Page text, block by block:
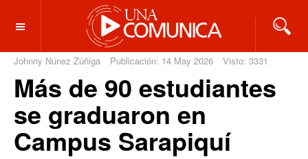
OFF CANVAS
Johnny Núnez Zúñiga Publicación: 14 May 2026 Visto: 3331
Más de 90 estudiantes
se graduaron en
Campus Sarapiquí